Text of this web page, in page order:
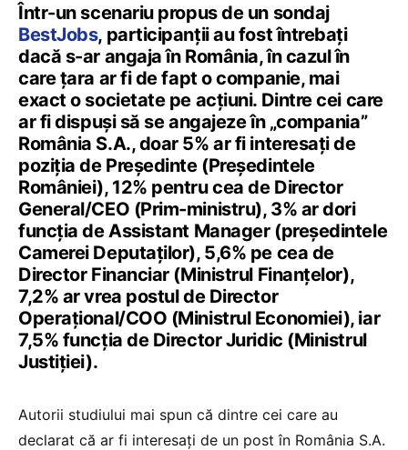
Într-un scenariu propus de un sondaj
BestJobs, participanții au fost întrebați
dacă s-ar angaja în România, în cazul în
care țara ar fi de fapt o companie, mai
exact o societate pe acțiuni. Dintre cei care
ar fi dispuși să se angajeze în „compania”
România S.A., doar 5% ar fi interesați de
poziția de Președinte (Președintele
României), 12% pentru cea de Director
General/CEO (Prim-ministru), 3% ar dori
funcția de Assistant Manager (președintele
Camerei Deputaților), 5,6% pe cea de
Director Financiar (Ministrul Finanțelor),
7,2% ar vrea postul de Director
Operațional/COO (Ministrul Economiei), iar
7,5% funcția de Director Juridic (Ministrul
Justiției).
Autorii studiului mai spun că dintre cei care au
declarat că ar fi interesați de un post în România S.A.